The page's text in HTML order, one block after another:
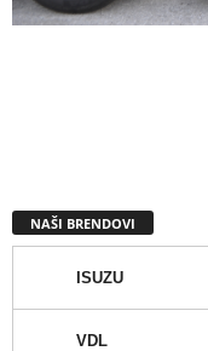
NAŠI BRENDOVI